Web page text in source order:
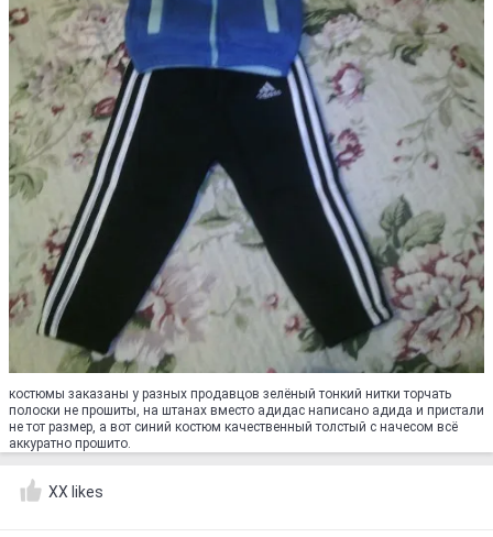
костюмы заказаны у разных продавцов зелёный тонкий нитки торчать
полоски не прошиты, на штанах вместо адидас написано адида и пристали
не тот размер, а вот синий костюм качественный толстый с начесом всё
аккуратно прошито.
XX likes